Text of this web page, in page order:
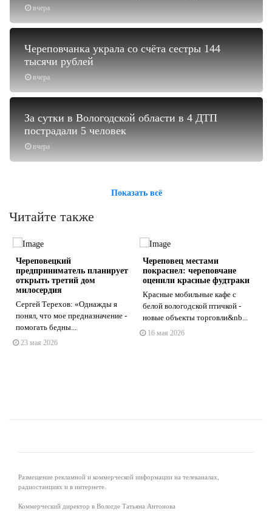
вчера
вчера
Череповчанка украла со счёта сестры 144
тысячи рублей
вчера
За сутки в Вологодской области в 4 ДТП
пострадали 5 человек
Показать всё
Читайте также
Череповецкий
предприниматель планирует
открыть третий дом
милосердия
Сергей Терехов: «Однажды я
понял, что мое предназначение -
помогать бедны...
23 мая 2026
Череповец местами
покраснел: череповчане
оценили красные фудтраки
Красные мобильные кафе с
белой вологодской птичкой -
новые объекты торговли&nb...
16 мая 2026
Размещение рекламной и коммерческой информации на телеканалах,
радиостанциях и в интернете.
Коммерческий директор в Вологде Татьяна Антонова